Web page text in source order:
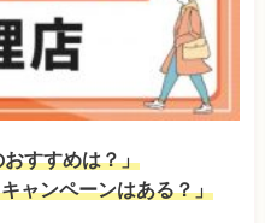
すすめは？」
ャンペーンはある？」